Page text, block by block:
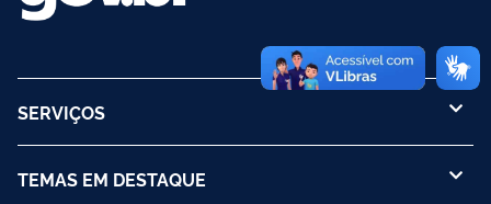
SERVIÇOS
TEMAS EM DESTAQUE